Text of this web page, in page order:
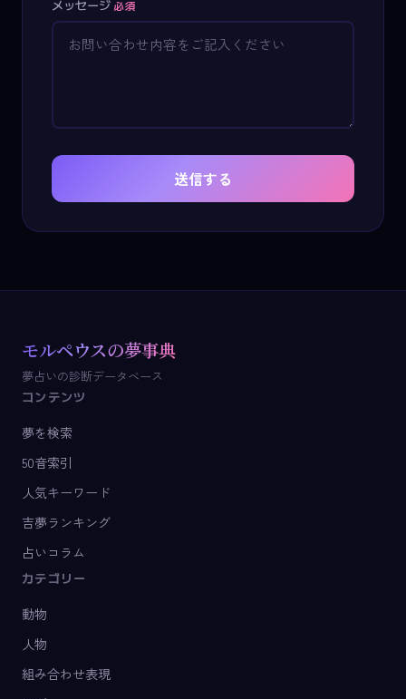
メッセージ 必須
送信する
モルペウスの夢事典
夢占いの診断データベース
コンテンツ
夢を検索
50音索引
人気キーワード
吉夢ランキング
占いコラム
カテゴリー
動物
人物
組み合わせ表現